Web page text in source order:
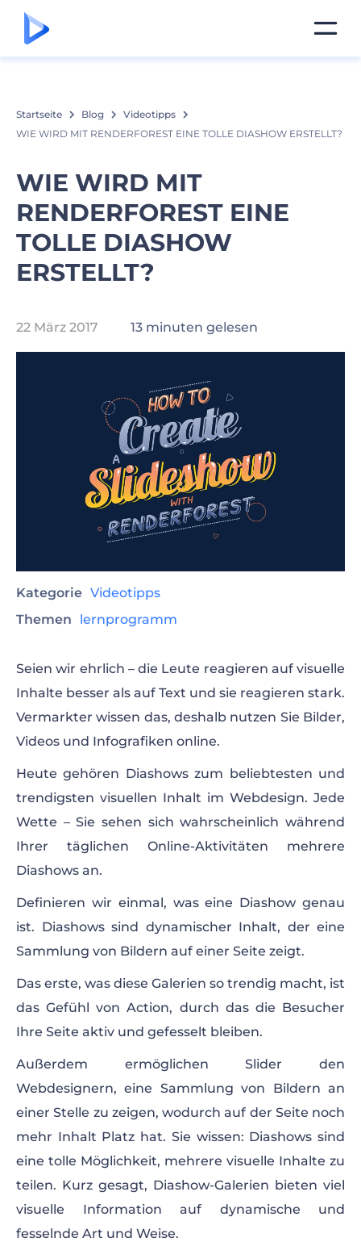
Startseite Blog
Videotipps
WIE WIRD MIT RENDERFOREST EINE TOLLE DIASHOW ERSTELLT?
WIE WIRD MIT
RENDERFOREST EINE
TOLLE DIASHOW
ERSTELLT?
22 März 2017 13 minuten gelesen
Kategorie Videotipps
Themen
lernprogramm
Seien wir ehrlich – die Leute reagieren auf visuelle
Inhalte besser als auf Text und sie reagieren stark.
Vermarkter wissen das, deshalb nutzen Sie Bilder,
Videos und Infografiken online.
Heute gehören Diashows zum beliebtesten und
trendigsten visuellen Inhalt im Webdesign. Jede
Wette – Sie sehen sich wahrscheinlich während
Ihrer täglichen Online-Aktivitäten mehrere
Diashows an.
Definieren wir einmal, was eine Diashow genau
ist. Diashows sind dynamischer Inhalt, der eine
Sammlung von Bildern auf einer Seite zeigt.
Das erste, was diese Galerien so trendig macht, ist
das Gefühl von Action, durch das die Besucher
Ihre Seite aktiv und gefesselt bleiben.
Außerdem ermöglichen Slider den
Webdesignern, eine Sammlung von Bildern an
einer Stelle zu zeigen, wodurch auf der Seite noch
mehr Inhalt Platz hat. Sie wissen: Diashows sind
eine tolle Möglichkeit, mehrere visuelle Inhalte zu
teilen. Kurz gesagt, Diashow-Galerien bieten viel
visuelle Information auf dynamische und
fesselnde Art und Weise.